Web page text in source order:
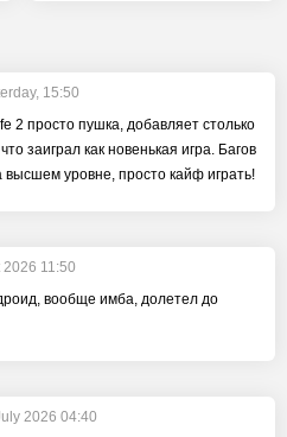
15:50
2 просто пушка, добавляет столько
заиграл как новенькая игра. Багов
высшем уровне, просто кайф играть!
2026 11:50
вообще имба, долетел до
2026 04:40